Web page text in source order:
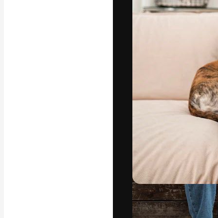
La piattaforma
migliori lavori.
creativi,
Copyright © 2010-